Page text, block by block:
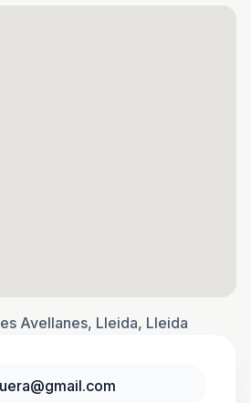
Avellanes, Lleida, Lleida